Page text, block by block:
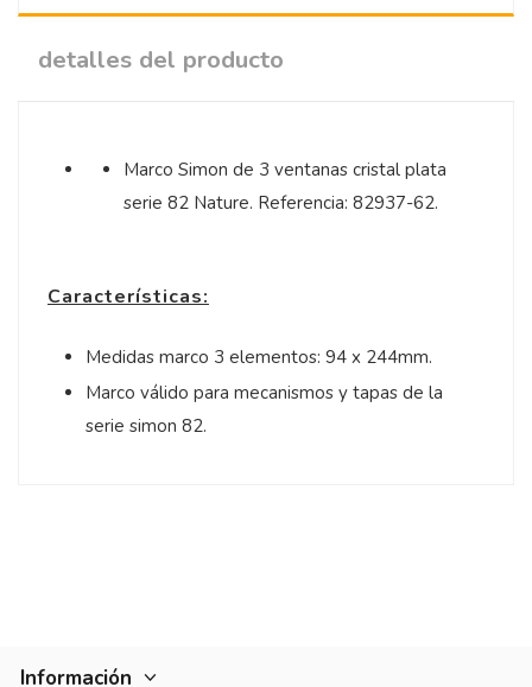
detalles del producto
Marco Simon de 3 ventanas cristal plata
serie 82 Nature. Referencia: 82937-62.
Características:
Medidas marco 3 elementos: 94 x 244mm.
Marco válido para mecanismos y tapas de la
serie simon 82.
Información